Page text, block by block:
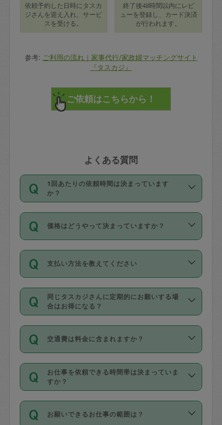
依頼予約した日時にタスカ
ジさんを迎え入れ、サービ
スを受ける。
終了後48時間以内にレビ
ューを登録し、カード決済
が行われます。
参考: ご利用の流れ｜家事代行/家政婦マッチングサイト
『タスカジ』
よくある質問
1回あたりの依頼時間は決まっています
か？
依頼1回につき3時間固定です。3時間を
超えて依頼したい場合は、延長機能をご
利用ください。機能をご利用いただくに
の上事前申請することが必要です。な
お、3時間を下回っても、値引き等はござ
いません。
価格はどうやって決まっていますか？
11種類の価格帯の中からタスカジさん自
身が価格を選んで設定しています。
タスカジさんの価格設定には最初は制限
があり、レビュー件数、レビューの平均
値、などで除々に設定可能な最高額が上
がっていく仕組みになっています。
支払い方法を教えてください
お支払方法はクレジットカード（Visa／
Master／JCB／AMERICAN EXPRESS／
Diners Club）のみとなります。
を行う際にご入力ください。プロフィー
ル登録時にはご入力いただかなくても大
丈夫です。
デビットカード・プリペイドカード（Vプ
リカ、au WALLETなど）は支払にはご利
銀行振込や現金払いも対応していませ
同じタスカジさんに定期的にお願いする場
合はお得になる？
依頼には「スポット」と「定期（毎週｜
隔週）」があり、「定期」の依頼は「ス
ポット」よりお得な料金でご利用できま
す。
定期の最低利用回数は設けていない代わ
りに、一定数を超えたキャンセルは有償
交通費は料金に含まれますか？
交通費は依頼料金とは別途発生し、依頼
料金のご請求と合わせてお支払いとなり
ます。交通費の金額は「依頼の詳細」に
お仕事を依頼できる時間帯は決まっていま
すか？
時間帯は3種類あります。いずれも１回あ
たり３時間です。
お願いできるお仕事の範囲は？